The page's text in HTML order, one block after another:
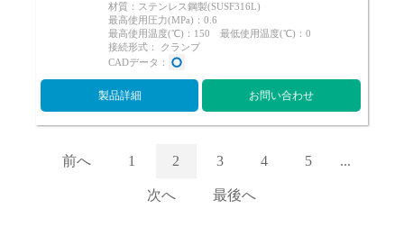
材質：ステンレス鋼製(SUSF316L)
最高使用圧力(MPa)：0.6
最高使用温度(℃)：150 最低使用温度(℃)：0
接続形式： クランプ
CADデータ：
製品詳細 お問い合わせ
前へ 1 2 3 4 5 ...
次へ 最後へ